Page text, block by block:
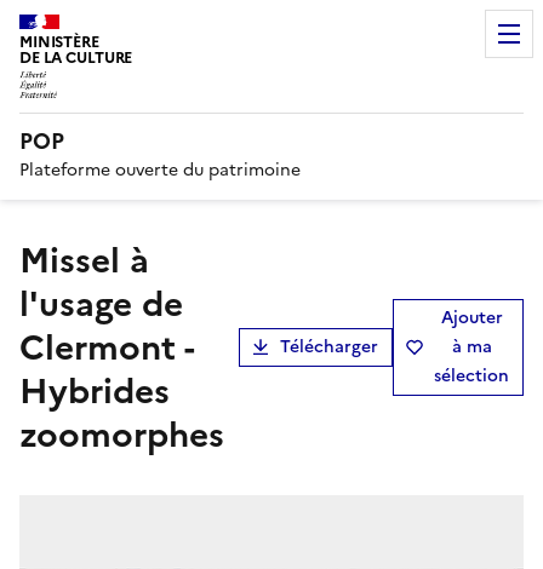
MINISTÈRE
DE LA CULTURE
POP
Plateforme ouverte du patrimoine
Missel à
l'usage de
Clermont -
Hybrides
zoomorphes
Télécharger
Ajouter
à ma
sélection